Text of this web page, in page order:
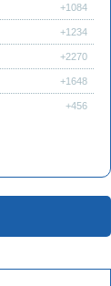
+1084
+1234
+2270
+1648
+456